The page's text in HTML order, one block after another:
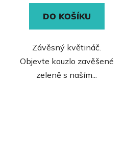
z
DO KOŠÍKU
Závěsný květináč.
Objevte kouzlo zavěšené
zeleně s naším...